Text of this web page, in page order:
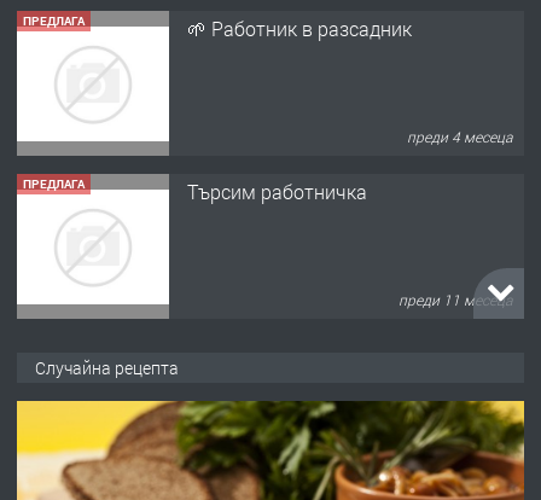
ПРЕДЛАГА 🌱 Работник в разсадник
преди 4 месеца
ПРЕДЛАГА Търсим работничка
преди 11 месеца
преди 1 година
Случайна рецепта